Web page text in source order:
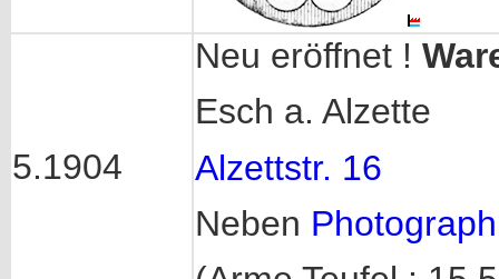
5.1904
Neu eröffnet !
Esch a. Alzette
Alzettstr. 16
Neben